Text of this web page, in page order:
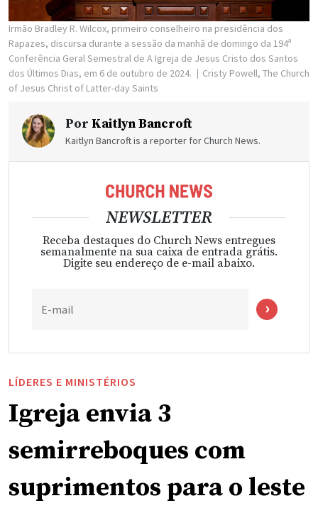
Irmão Bradley R. Wilcox, primeiro conselheiro na presidência dos
Rapazes, discursa durante a sessão da manhã de domingo da 194ª
Conferência Geral Semestral de A Igreja de Jesus Cristo dos Santos
dos Últimos Dias, em 6 de outubro de 2024.
Cristy Powell, The Church
of Jesus Christ of Latter-day Saints
Por Kaitlyn Bancroft
Kaitlyn Bancroft is a reporter for Church News.
NEWSLETTER
Receba destaques do Church News entregues
semanalmente na sua caixa de entrada grátis.
Digite seu endereço de e-mail abaixo.
E-mail
LÍDERES E MINISTÉRIOS
Igreja envia 3
semirreboques com
suprimentos para o leste